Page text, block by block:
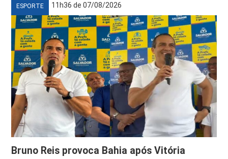
ESPORTE 11h36 de 07/08/2026
Bruno Reis provoca Bahia após Vitória